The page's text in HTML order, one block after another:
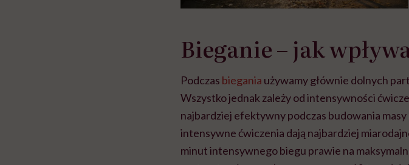
Bieganie – jak
Podczas biegania używamy głównie dolnych
Wszystko jednak zależy od intensywności
najbardziej efektywny podczas budowania
intensywne ćwiczenia dają najbardziej
minut intensywnego biegu prawie na